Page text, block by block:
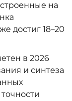
на
достиг 18–20
в 2026
и синтеза